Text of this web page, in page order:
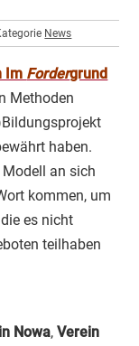
News
Im Fordergrund
Methoden
haben.
an sich
kommen, um
es nicht
teilhaben
Nowa,Verein